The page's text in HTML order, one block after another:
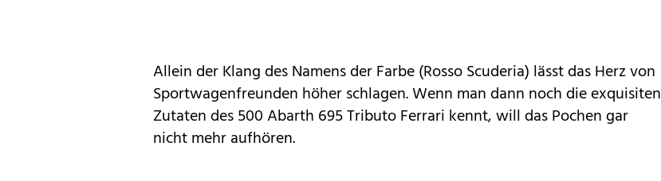
Allein der Klang des Namens der Farbe (Rosso Scuderia) lässt das Herz von
Sportwagenfreunden höher schlagen. Wenn man dann noch die exquisiten
Zutaten des 500 Abarth 695 Tributo Ferrari kennt, will das Pochen gar
nicht mehr aufhören.